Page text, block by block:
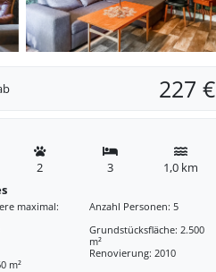
227 €
2 3
1,0 km
maximal:
Anzahl Personen: 5
Grundstücksfläche: 2.500
m²
Renovierung: 2010
m²